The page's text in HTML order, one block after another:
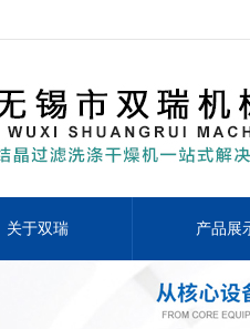
关于双瑞 产品展